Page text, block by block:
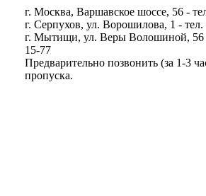
г. Москва, Варшавское шоссе, 56 -
г. Серпухов, ул. Ворошилова, 1 -
г. Мытищи, ул. Веры Волошиной, 56
15-77
Предварительно позвонить (за 1-3
пропуска.